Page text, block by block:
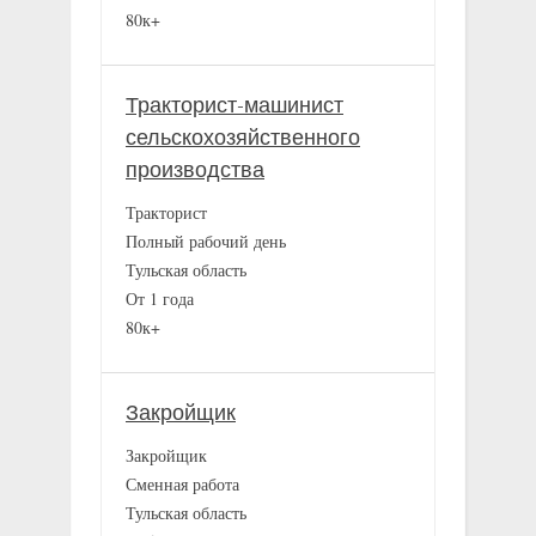
80к+
Тракторист-машинист
сельскохозяйственного
производства
Тракторист
Полный рабочий день
Тульская область
От 1 года
80к+
Закройщик
Закройщик
Сменная работа
Тульская область